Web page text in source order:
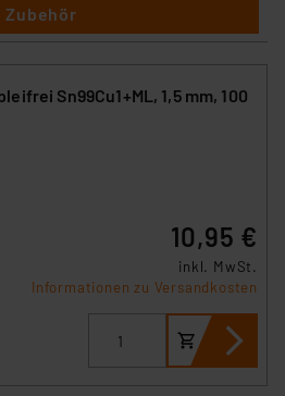
Zubehör
Sn99Cu1+ML, 1,5 mm, 100
10,95 €
inkl. MwSt.
Informationen zu Versandkosten